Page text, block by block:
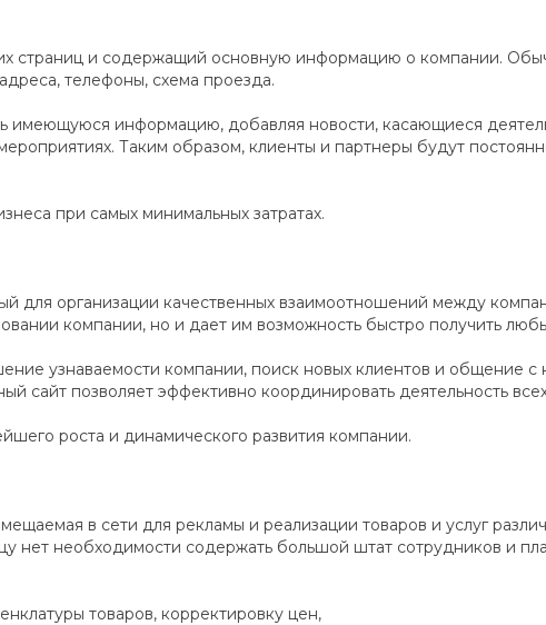
страниц и содержащий основную информацию о компании.
телефоны, схема проезда.
имеющуюся информацию, добавляя новости, касающиеся
Таким образом, клиенты и партнеры будут
при самых минимальных затратах.
для организации качественных взаимоотношений между
компании, но и дает им возможность быстро получить
узнаваемости компании, поиск новых клиентов и общение с
сайт позволяет эффективно координировать деятельность
роста и динамического развития компании.
в сети для рекламы и реализации товаров и услуг
нет необходимости содержать большой штат сотрудников и
товаров, корректировку цен,